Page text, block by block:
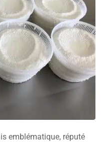
emblématique, réputé